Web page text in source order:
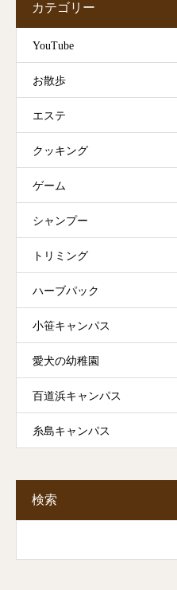
カテゴリー
YouTube
お散歩
エステ
クッキング
ゲーム
シャンプー
トリミング
ハーブパック
小笹キャンパス
愛犬の幼稚園
百道浜キャンパス
糸島キャンパス
検索